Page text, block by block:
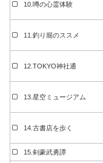
10.噂の心霊体験
11.釣り堀のススメ
12.TOKYO神社通
13.星空ミュージアム
14.古書店を歩く
15.剣豪武勇譚